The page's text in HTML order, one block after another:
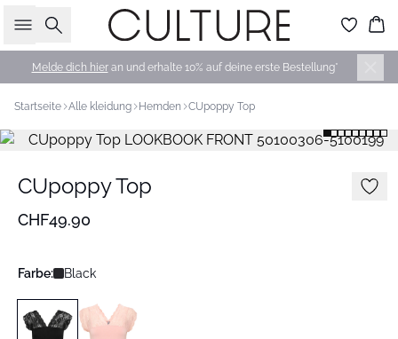
Suche
Melde dich hieran und erhalte 10% auf deine erste Bestellung*
Startseite Alle kleidung Hemden CUpoppy Top
CUpoppy Top
CHF49.90
Farbe: Black